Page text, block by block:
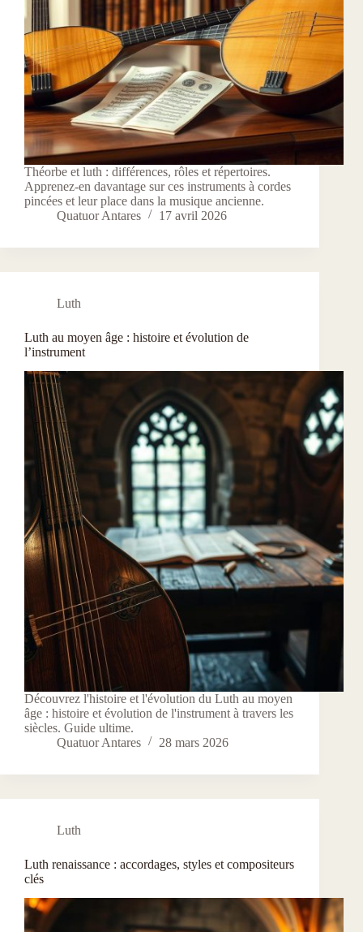
Théorbe et luth : différences, rôles et répertoires.
Apprenez-en davantage sur ces instruments à cordes
pincées et leur place dans la musique ancienne.
Quatuor Antares
17 avril 2026
Luth
Luth au moyen âge : histoire et évolution de
l’instrument
Découvrez l'histoire et l'évolution du Luth au moyen
âge : histoire et évolution de l'instrument à travers les
siècles. Guide ultime.
Quatuor Antares
28 mars 2026
Luth
Luth renaissance : accordages, styles et compositeurs
clés